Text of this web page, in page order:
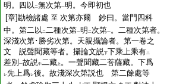
明。四以 二無次第一明。今即初也
[章]勘檢諸處 至 次第亦爾 鈔曰。當門四科
中。第二以 二二種次第一明 二次第一。二種次第者。
深淺次第･勝劣次第。天親攝論者。第一卷之
文 説聲聞藏等者。攝論文説下下乘上乘有二
差別 一故説中二藏 上 。一聲聞藏二菩薩藏。下爲
レ先上爲レ後。故淺深次第説也 第二餘處等